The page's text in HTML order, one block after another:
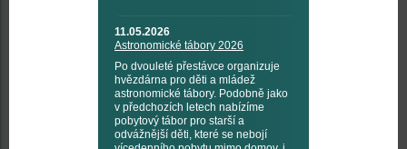
11.05.2026
Astronomické tábory 2026
Po dvouleté přestávce organizuje
hvězdárna pro děti a mládež
astronomické tábory. Podobně jako
v předchozích letech nabízíme
pobytový tábor pro starší a
odvážnější děti, které se nebojí